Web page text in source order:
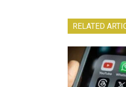
RELATED